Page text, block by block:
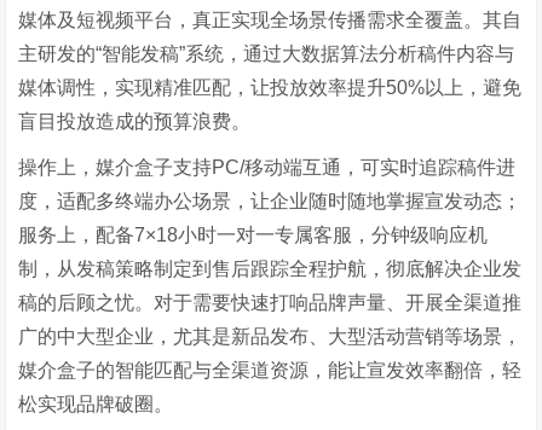
媒体及短视频平台，真正实现全场景传播需求全覆盖。其自
主研发的“智能发稿”系统，通过大数据算法分析稿件内容与
媒体调性，实现精准匹配，让投放效率提升50%以上，避免
盲目投放造成的预算浪费。
操作上，媒介盒子支持PC/移动端互通，可实时追踪稿件进
度，适配多终端办公场景，让企业随时随地掌握宣发动态；
服务上，配备7×18小时一对一专属客服，分钟级响应机
制，从发稿策略制定到售后跟踪全程护航，彻底解决企业发
稿的后顾之忧。对于需要快速打响品牌声量、开展全渠道推
广的中大型企业，尤其是新品发布、大型活动营销等场景，
媒介盒子的智能匹配与全渠道资源，能让宣发效率翻倍，轻
松实现品牌破圈。